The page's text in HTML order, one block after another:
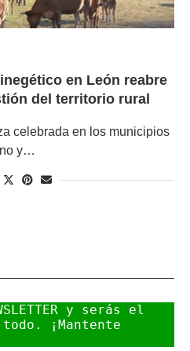
en León reabre
del territorio rural
celebrada en los municipios
y…
y serás el
¡Mantente